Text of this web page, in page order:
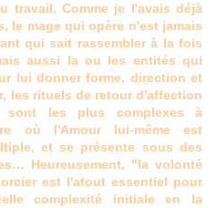
travail. Comme je l'avais déjà
le mage qui opère n'est jamais
qui sait rassembler à la fois
aussi la ou les entités qui
lui donner forme, direction et
les rituels de retour d'affection
sont les plus complexes à
où l'Amour lui-même est
et se présente sous des
Heureusement, "la volonté
est l'atout essentiel pour
complexité initiale en la